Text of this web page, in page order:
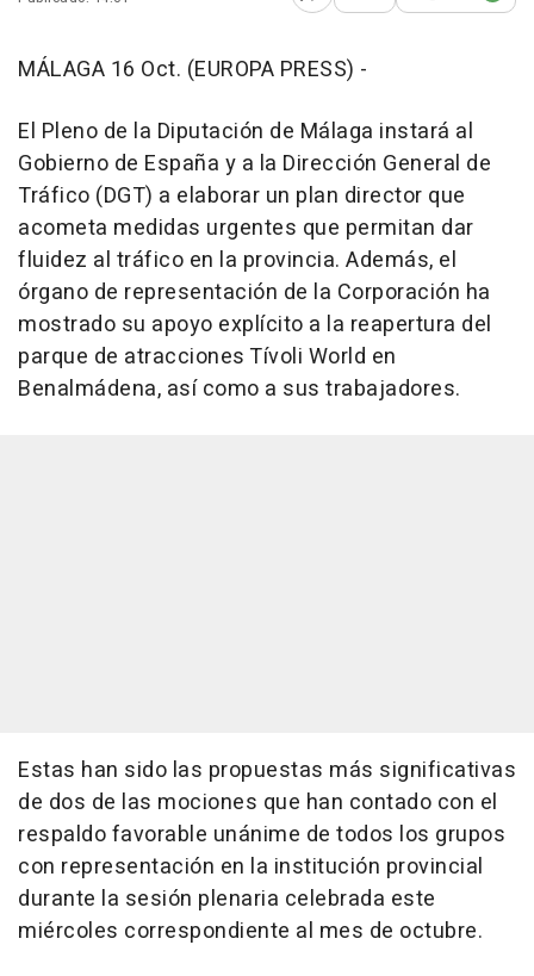
MÁLAGA 16 Oct. (EUROPA PRESS) -
El Pleno de la Diputación de Málaga instará al
Gobierno de España y a la Dirección General de
Tráfico (DGT) a elaborar un plan director que
acometa medidas urgentes que permitan dar
fluidez al tráfico en la provincia. Además, el
órgano de representación de la Corporación ha
mostrado su apoyo explícito a la reapertura del
parque de atracciones Tívoli World en
Benalmádena, así como a sus trabajadores.
Estas han sido las propuestas más significativas
de dos de las mociones que han contado con el
respaldo favorable unánime de todos los grupos
con representación en la institución provincial
durante la sesión plenaria celebrada este
miércoles correspondiente al mes de octubre.